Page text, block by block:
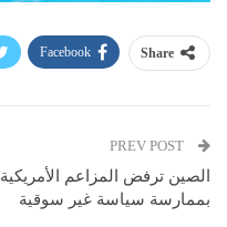
Share
Facebook
الصين ترفض المزاعم الأمريكية
بممارسة سياسة غير سوقية